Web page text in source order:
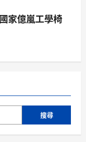
家億嵐工學椅
搜尋